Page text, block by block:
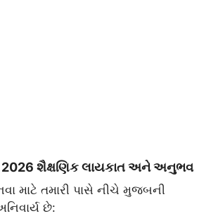
2026 શૈક્ષણિક લાયકાત અને અનુભવ
માટે તમારી પાસે નીચે મુજબની
છે: